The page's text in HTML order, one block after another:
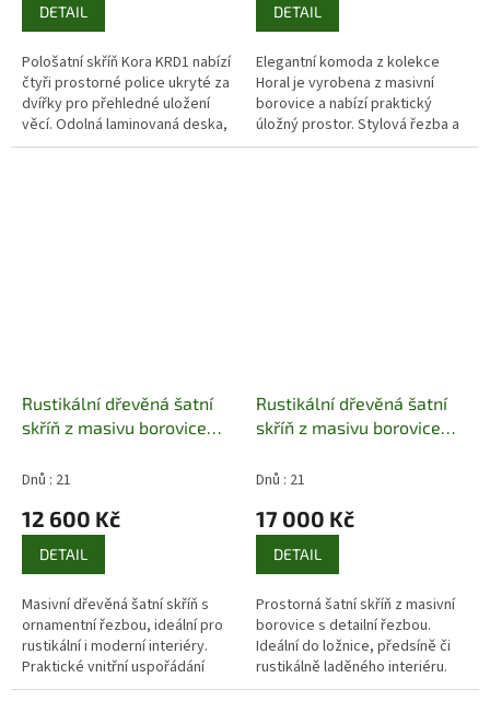
DETAIL
Pološatní skříň Kora KRD1 nabízí
čtyři prostorné police ukryté za
dvířky pro přehledné uložení
věcí. Odolná laminovaná deska,
zlaté kovové úchyty a elegantní
DETAIL
Elegantní komoda z kolekce
Horal je vyrobena z masivní
borovice a nabízí praktický
úložný prostor. Stylová řezba a
přírodní dřevo dodají vašemu
Rustikální dřevěná šatní
skříň z masivu borovice
Dnů : 21
12 600 Kč
DETAIL
Masivní dřevěná šatní skříň s
ornamentní řezbou, ideální pro
rustikální i moderní interiéry.
Praktické vnitřní uspořádání
zajišťuje dostatek úložného
Rustikální dřevěná šatní
skříň z masivu borovice
Dnů : 21
17 000 Kč
DETAIL
Prostorná šatní skříň z masivní
borovice s detailní řezbou.
Ideální do ložnice, předsíně či
rustikálně laděného interiéru.